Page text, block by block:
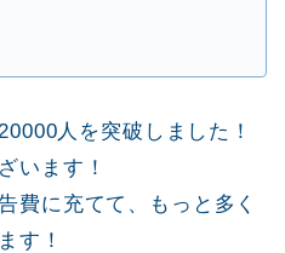
人を突破しました！
います！
費に充てて、もっと多く
す！